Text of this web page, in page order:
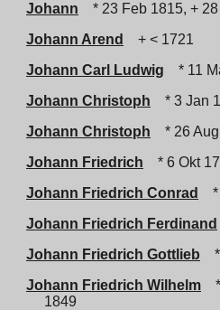
Johann
* 23 Feb 1815, +
Johann Arend
+ < 1721
Johann Carl Ludwig
* 11
Johann Christoph
* 3 Jan
Johann Christoph
* 26
Johann Friedrich
* 6 Okt
Johann Friedrich Conrad
Johann Friedrich Ferdinand
Johann Friedrich Gottlieb
Johann Friedrich Wilhelm
1849